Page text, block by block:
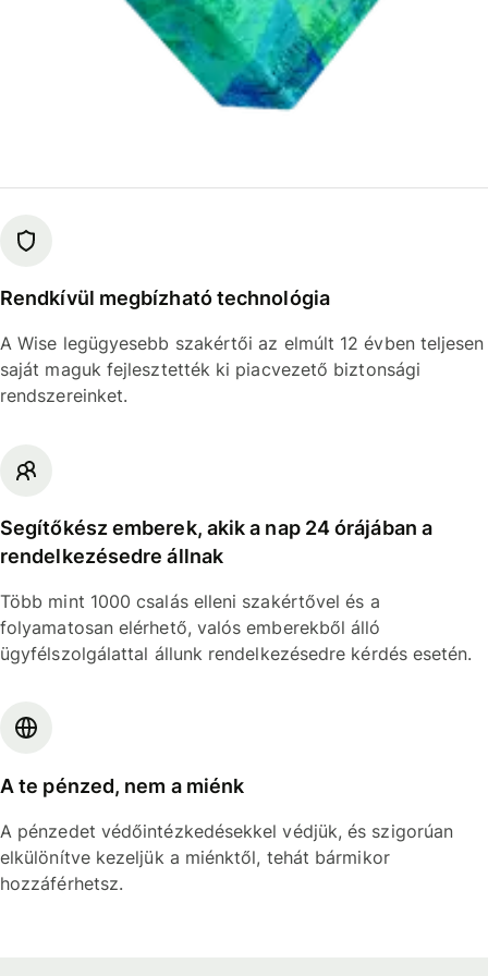
Rendkívül megbízható technológia
A Wise legügyesebb szakértői az elmúlt 12 évben teljesen
saját maguk fejlesztették ki piacvezető biztonsági
rendszereinket.
Segítőkész emberek, akik a nap 24 órájában a
rendelkezésedre állnak
Több mint 1000 csalás elleni szakértővel és a
folyamatosan elérhető, valós emberekből álló
ügyfélszolgálattal állunk rendelkezésedre kérdés esetén.
A te pénzed, nem a miénk
A pénzedet védőintézkedésekkel védjük, és szigorúan
elkülönítve kezeljük a miénktől, tehát bármikor
hozzáférhetsz.